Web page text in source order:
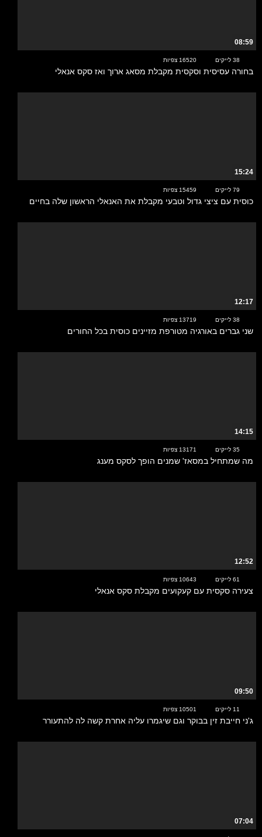
08:59
38 לייקים 16520 צפיות
בחורה עסיסית וסקסית מקבלת מסאג ארוך ואז סקס אנאלי
15:24
79 לייקים 15459 צפיות
כוסית עם ציצי גדול וטבעי מקבלת את האנאלי הראשון שלה בחיים
12:17
38 לייקים 13719 צפיות
שני גברים באורגיה מטורפת מזיינים כוסית בכל החורים
14:15
35 לייקים 13171 צפיות
מה שמתחיל במסאז' שמנים הופך לסקס מענג
12:52
61 לייקים 10643 צפיות
צעירה סקסית עם קעקועים מקבלת סקס אנאלי
09:50
11 לייקים 10501 צפיות
ג'ני חייבת זין בבוקר וגם שיגמרו עליה אחרת קשה לה להתעורר
07:04